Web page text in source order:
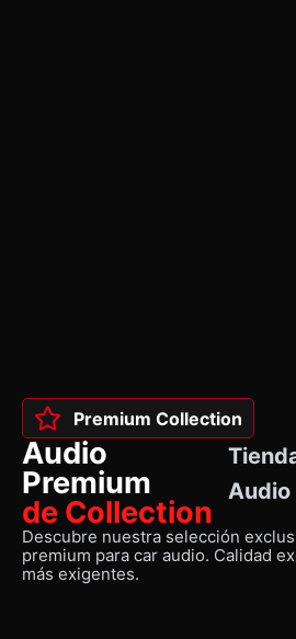
Premium Collection
Audio
Premium
de Collection
Audio
Descubre nuestra selección
premium para car audio. Calidad
más exigentes.